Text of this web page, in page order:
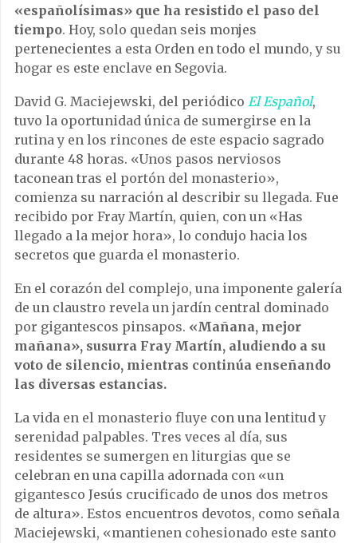
«españolísimas» que ha resistido el paso del
tiempo. Hoy, solo quedan seis monjes
pertenecientes a esta Orden en todo el mundo, y su
hogar es este enclave en Segovia.
David G. Maciejewski, del periódico El Español,
tuvo la oportunidad única de sumergirse en la
rutina y en los rincones de este espacio sagrado
durante 48 horas. «Unos pasos nerviosos
taconean tras el portón del monasterio»,
comienza su narración al describir su llegada. Fue
recibido por Fray Martín, quien, con un «Has
llegado a la mejor hora», lo condujo hacia los
secretos que guarda el monasterio.
En el corazón del complejo, una imponente galería
de un claustro revela un jardín central dominado
por gigantescos pinsapos. «Mañana, mejor
mañana», susurra Fray Martín, aludiendo a su
voto de silencio, mientras continúa enseñando
las diversas estancias.
La vida en el monasterio fluye con una lentitud y
serenidad palpables. Tres veces al día, sus
residentes se sumergen en liturgias que se
celebran en una capilla adornada con «un
gigantesco Jesús crucificado de unos dos metros
de altura». Estos encuentros devotos, como señala
Maciejewski, «mantienen cohesionado este santo